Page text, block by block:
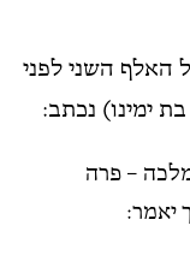
האלף השני לפני
ימינו) נכתב:
– פרה
יאמר: